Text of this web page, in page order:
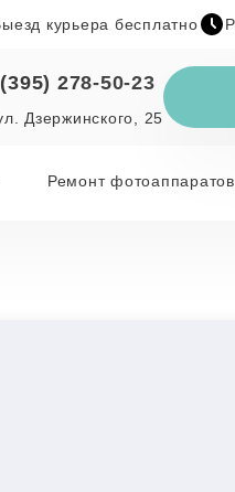
курьера бесплатно
278-50-23
Дзержинского, 25
Ремонт фотоаппаратов